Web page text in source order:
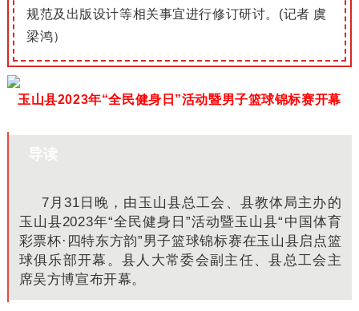
规范及出版设计等相关事宜进行修订研讨。(记者 虞
梁鸿）
玉山县2023年“全民健身日”活动暨男子篮球锦标赛开幕
导读
7 月31 日晚，由玉山县总工会、县教体局主办的
玉山县2023年“全民健身日”活动暨玉山县“中国体育
彩票杯·四特东方韵”男子篮球锦标赛在玉山县启点篮
球俱乐部开幕。县人大常委会副主任、县总工会主
席吴方博宣布开幕。